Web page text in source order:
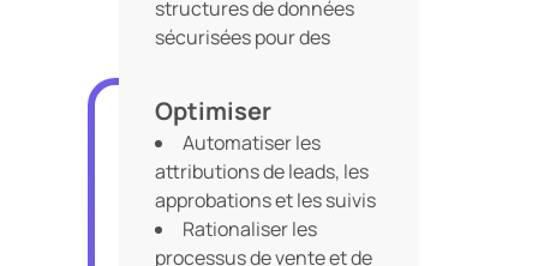
structures de données
sécurisées pour des
Optimiser
Automatiser les
attributions de leads, les
approbations et les suivis
Rationaliser les
processus de vente et de